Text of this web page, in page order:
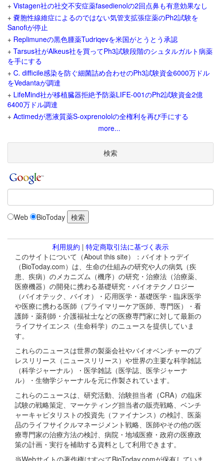
+ Vistagen社の社交不安症薬fasedienolの2回点鼻も有意効果なし
+ 嚢胞性線維症によるのではない気管支拡張症薬のPh2試験を
Sanofiが停止
+ Replimuneの黒色腫薬Tudriqevを米国がとうとう承認
+ Tarsus社がAlkeus社を買ってPh3試験段階のシュタルガルト病薬
を手にする
+ C. difficile感染を防ぐ細菌詰め合わせのPh3試験資金6000万ドル
をVedantaが調達
+ LifeMind社が移植臓器拒絶予防薬LIFE-001のPh2試験資金2億
6400万ドル調達
+ Actimedが悪液質薬S-oxprenololの全権利を再び手にする
more...
検索
Web BioToday
利用規約 | 特定商取引法に基づく表示
このサイトについて（About this site）：バイオトゥデイ
（BioToday.com）は、生命の仕組みの研究や人の病気（疾
患、疾病）のメカニズム（機序）の研究・治療法（治療薬、
医療機器）の開発に携わる基礎研究・バイオテクノロジー
（バイオテック、バイオ）・応用医学・基礎医学・臨床医学
や医療に携わる医師（プライマリーケア医師、専門医）・看
護師・薬剤師・介護福祉士などの医療専門家に対して最新の
ライフサイエンス（生命科学）のニュースを提供していま
す。
これらのニュースは世界の製薬会社やバイオベンチャーのプ
レスリリース（ニュースリリース）や世界の主要な科学雑誌
（科学ジャーナル）・医学雑誌（医学誌、医学ジャーナ
ル）・生物学ジャーナルを元に作製されています。
これらのニュースは、研究活動、治験担当者（CRA）の臨床
試験の戦略策定、マーケティング担当者の販売戦略、ベンチ
ャーキャピタリストの投資先（ファイナンス）の検討、医薬
品のライフサイクルマネージメント戦略、医師やその他の医
療専門家の治療方法の検討、病院・地域医療・政府の医療政
策の計画・実行を補助する資料として利用できます。